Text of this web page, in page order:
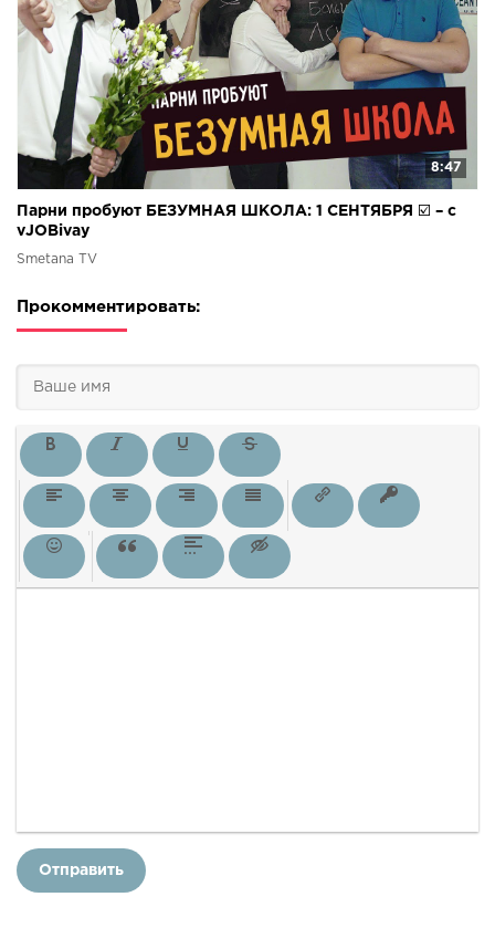
8:47
Парни пробуют БЕЗУМНАЯ ШКОЛА: 1 СЕНТЯБРЯ ☑️ – с
vJOBivay
Smetana TV
Прокомментировать:
Отправить